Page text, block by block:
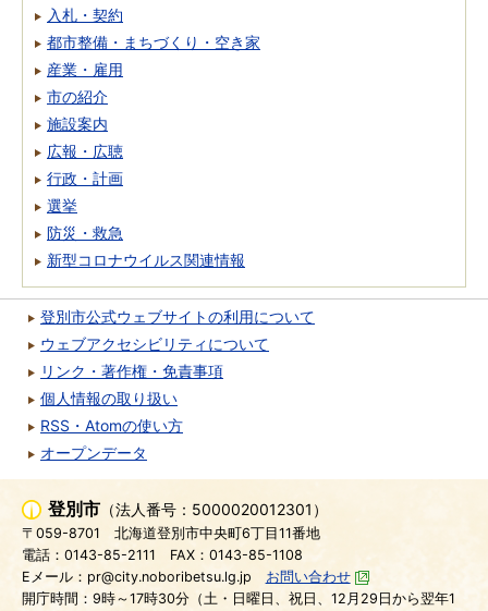
入札・契約
都市整備・まちづくり・空き家
産業・雇用
市の紹介
施設案内
広報・広聴
行政・計画
選挙
防災・救急
新型コロナウイルス関連情報
登別市公式ウェブサイトの利用について
ウェブアクセシビリティについて
リンク・著作権・免責事項
個人情報の取り扱い
RSS・Atomの使い方
オープンデータ
登別市 （法人番号：5000020012301）
〒059-8701
北海道登別市中央町6丁目11番地
電話：0143-85-2111
FAX：0143-85-1108
Eメール：pr@city.noboribetsu.lg.jp
お問い合わせ
開庁時間：9時～17時30分（土・日曜日、祝日、12月29日から翌年1